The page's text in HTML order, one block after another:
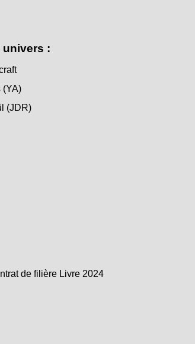
univers :
(YA)
(JDR)
de filière Livre 2024